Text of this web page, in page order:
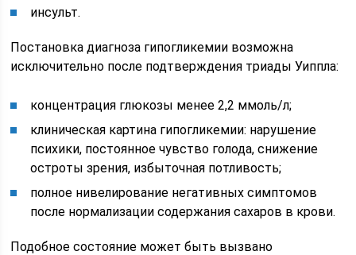
инсульт.
Постановка диагноза гипогликемии возможна
исключительно после подтверждения триады Уиппла:
концентрация глюкозы менее 2,2 ммоль/л;
клиническая картина гипогликемии: нарушение
психики, постоянное чувство голода, снижение
остроты зрения, избыточная потливость;
полное нивелирование негативных симптомов
после нормализации содержания сахаров в крови.
Подобное состояние может быть вызвано